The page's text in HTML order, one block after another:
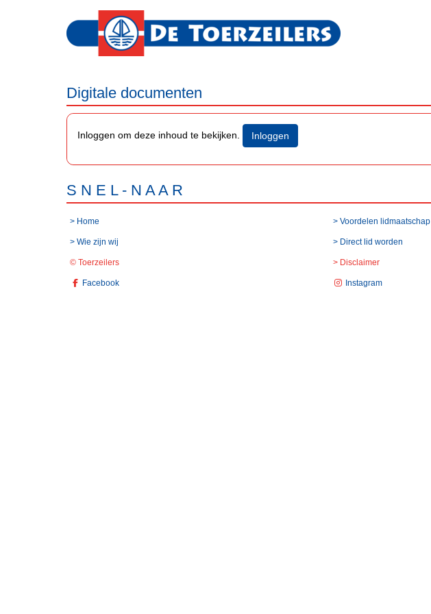
Digitale documenten
Inloggen om deze inhoud te bekijken. Inloggen
S N E L - N A A R
> Home > Voordelen lidmaatschap
> Wie zijn wij > Direct lid worden
© Toerzeilers > Disclaimer
Facebook Instagram